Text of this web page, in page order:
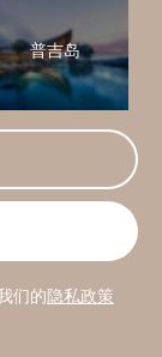
普吉岛
们的隐私政策